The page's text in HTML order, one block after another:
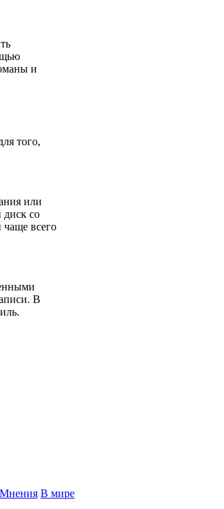
и
того,
или
диск со
всего
В
Мнения В мире